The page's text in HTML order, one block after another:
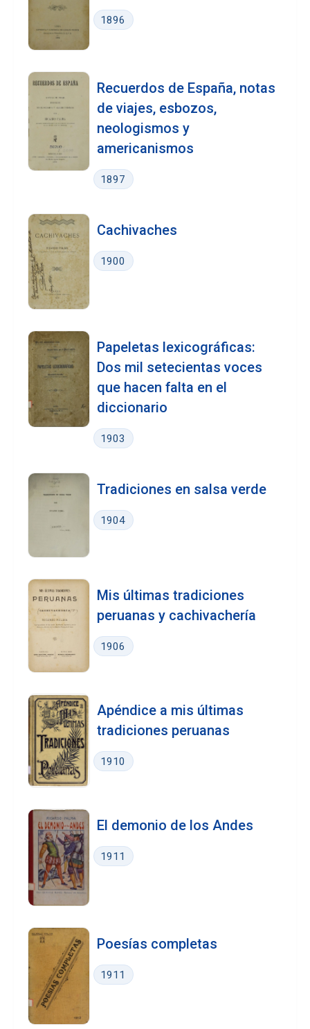
1896
Recuerdos de España, notas
de viajes, esbozos,
neologismos y
americanismos
1897
Cachivaches
1900
Papeletas lexicográficas:
Dos mil setecientas voces
que hacen falta en el
diccionario
1903
Tradiciones en salsa verde
1904
Mis últimas tradiciones
peruanas y cachivachería
1906
Apéndice a mis últimas
tradiciones peruanas
1910
El demonio de los Andes
1911
Poesías completas
1911